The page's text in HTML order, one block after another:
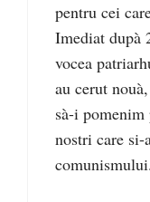
pentru cei
Imediat dupà
vocea
au cerut
sà-i
nostri care si-
comunismului.